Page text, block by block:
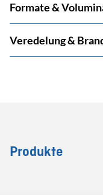
Formate &
Veredelung &
Produkte